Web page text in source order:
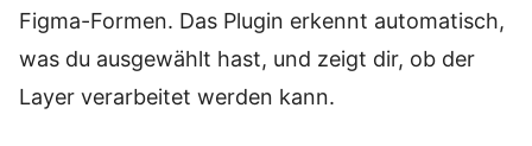
Figma-Formen. Das Plugin erkennt automatisch,
was du ausgewählt hast, und zeigt dir, ob der
Layer verarbeitet werden kann.